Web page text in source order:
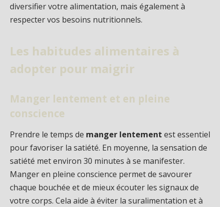
diversifier votre alimentation, mais également à
respecter vos besoins nutritionnels.
Les habitudes alimentaires à
adopter pour maigrir
Manger lentement et en pleine
conscience
Prendre le temps de manger lentement est essentiel
pour favoriser la satiété. En moyenne, la sensation de
satiété met environ 30 minutes à se manifester.
Manger en pleine conscience permet de savourer
chaque bouchée et de mieux écouter les signaux de
votre corps. Cela aide à éviter la suralimentation et à